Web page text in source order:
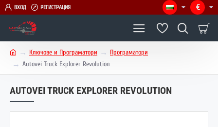
ВХОД РЕГИСТРАЦИЯ €
e
Ключове и Програматори
Програматори
Autovei Truck Explorer Revolution
AUTOVEI TRUCK EXPLORER REVOLUTION